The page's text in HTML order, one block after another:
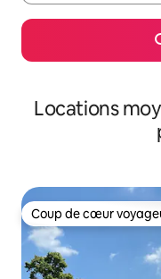
Locations
Coup de cœur
Coup de cœur